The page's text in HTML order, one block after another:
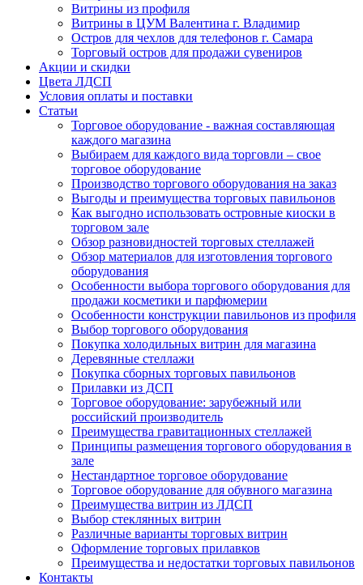
Витрины из профиля
Витрины в ЦУМ Валентина г. Владимир
Остров для чехлов для телефонов г. Самара
Торговый остров для продажи сувениров
Акции и скидки
Цвета ЛДСП
Условия оплаты и поставки
Статьи
Торговое оборудование - важная составляющая
каждого магазина
Выбираем для каждого вида торговли – свое
торговое оборудование
Производство торгового оборудования на заказ
Выгоды и преимущества торговых павильонов
Как выгодно использовать островные киоски в
торговом зале
Обзор разновидностей торговых стеллажей
Обзор материалов для изготовления торгового
оборудования
Особенности выбора торгового оборудования для
продажи косметики и парфюмерии
Особенности конструкции павильонов из профиля
Выбор торгового оборудования
Покупка холодильных витрин для магазина
Деревянные стеллажи
Покупка сборных торговых павильонов
Прилавки из ДСП
Торговое оборудование: зарубежный или
российский производитель
Преимущества гравитационных стеллажей
Принципы размещения торгового оборудования в
зале
Нестандартное торговое оборудование
Торговое оборудование для обувного магазина
Преимущества витрин из ЛДСП
Выбор стеклянных витрин
Различные варианты торговых витрин
Оформление торговых прилавков
Преимущества и недостатки торговых павильонов
Контакты